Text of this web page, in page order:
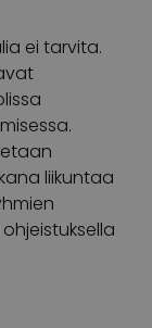
ei tarvita.
liikuntaa